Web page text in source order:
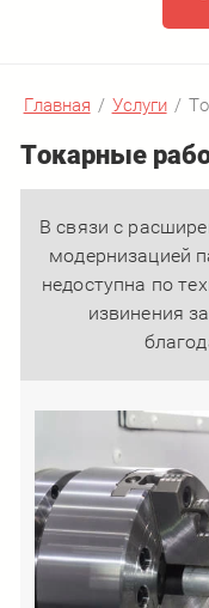
Главная / Услуги /
Токарные
В связи с
модернизацией
недоступна по
извинения